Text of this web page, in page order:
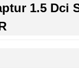
1.5 Dci